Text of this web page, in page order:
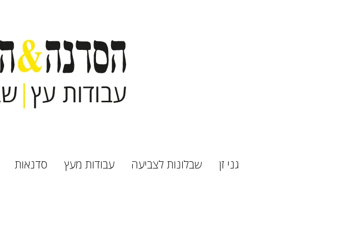
גני זן שבלונות לצביעה עבודות מעץ סדנאות